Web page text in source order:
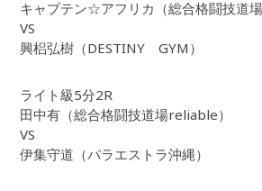
キャプテン☆アフリカ（総合格闘技道場
VS
興梠弘樹（DESTINY GYM）
ライト級5分2R
田中有（総合格闘技道場reliable）
VS
伊集守道（パラエストラ沖縄）